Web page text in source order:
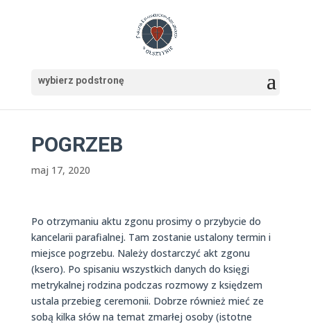
POGRZEB
maj 17, 2020
Po otrzymaniu aktu zgonu prosimy o przybycie do
kancelarii parafialnej. Tam zostanie ustalony termin i
miejsce pogrzebu. Należy dostarczyć akt zgonu
(ksero). Po spisaniu wszystkich danych do księgi
metrykalnej rodzina podczas rozmowy z księdzem
ustala przebieg ceremonii. Dobrze również mieć ze
sobą kilka słów na temat zmarłej osoby (istotne